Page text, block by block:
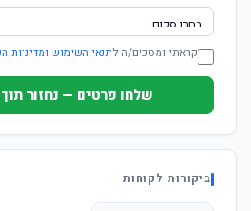
קראתי ומסכים/ה לתנאי השימוש ומדיניות
שלחו פרטים — נחזור תוך 24 שעות
ביקורות לקוחות